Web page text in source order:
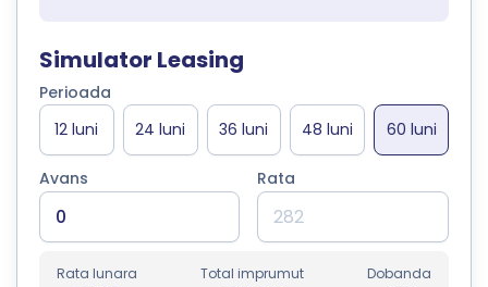
Simulator Leasing
Perioada
Avans Rata
Rata lunara Total imprumut Dobanda